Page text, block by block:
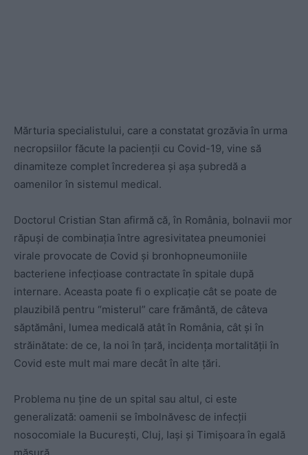
Mărturia specialistului, care a constatat grozăvia în urma
necropsiilor făcute la pacienții cu Covid-19, vine să
dinamiteze complet încrederea și așa șubredă a
oamenilor în sistemul medical.
Doctorul Cristian Stan afirmă că, în România, bolnavii mor
răpuși de combinația între agresivitatea pneumoniei
virale provocate de Covid și bronhopneumoniile
bacteriene infecțioase contractate în spitale după
internare. Aceasta poate fi o explicație cât se poate de
plauzibilă pentru “misterul” care frământă, de câteva
săptămâni, lumea medicală atât în România, cât și în
străinătate: de ce, la noi în țară, incidența mortalității în
Covid este mult mai mare decât în alte țări.
Problema nu ține de un spital sau altul, ci este
generalizată: oamenii se îmbolnăvesc de infecții
nosocomiale la București, Cluj, Iași și Timișoara în egală